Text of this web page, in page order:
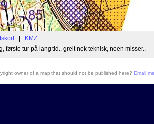
|
KMZ
første tur på lang tid.. greit nok teknisk, noen misser..
owner of a map that should not be published here? Email me